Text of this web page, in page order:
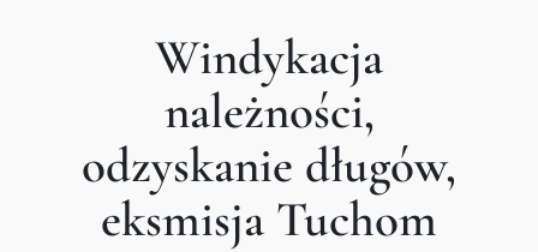
Windykacja
należności,
odzyskanie długów,
eksmisja Tuchom